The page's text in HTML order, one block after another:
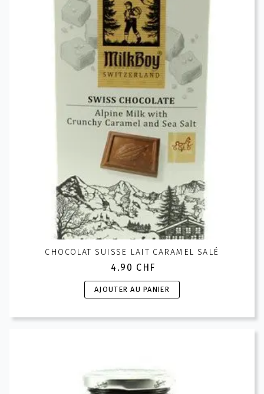
CHOCOLAT SUISSE LAIT CARAMEL SALÉ
4.90 CHF
AJOUTER AU PANIER